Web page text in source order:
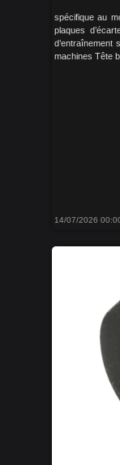
spécifique au
plaques
d’entraînement
machines Tête
14/07/2026